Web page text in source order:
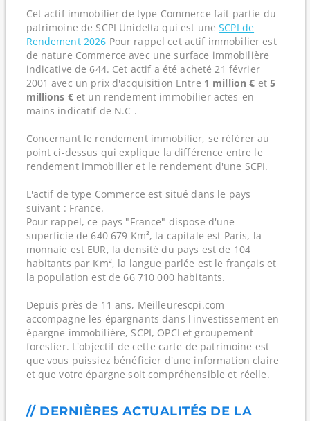
Cet actif immobilier de type Commerce fait partie du
patrimoine de SCPI Unidelta qui est uneSCPI de
Rendement 2026 Pour rappel cet actif immobilier est
de nature Commerce avec une surface immobilière
indicative de 644. Cet actif a été acheté 21 février
2001 avec un prix d'acquisition Entre 1 million € et 5
millions €et un rendement immobilier actes-en-
mains indicatif de N.C .
Concernant le rendement immobilier, se référer au
point ci-dessus qui explique la différence entre le
rendement immobilier et le rendement d'une SCPI.
L'actif de type Commerce est situé dans le pays
suivant : France.
Pour rappel, ce pays "France" dispose d'une
superficie de 640 679 Km², la capitale est Paris, la
monnaie est EUR, la densité du pays est de 104
habitants par Km², la langue parlée est le français et
la population est de 66 710 000 habitants.
Depuis près de 11 ans, Meilleurescpi.com
accompagne les épargnants dans l'investissement en
épargne immobilière, SCPI, OPCI et groupement
forestier. L'objectif de cette carte de patrimoine est
que vous puissiez bénéficier d'une information claire
et que votre épargne soit compréhensible et réelle.
// DERNIÈRES ACTUALITÉS DE LA